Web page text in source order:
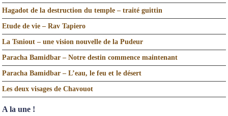
Hagadot de la destruction du temple – traité guittin
Etude de vie – Rav Tapiero
La Tsniout – une vision nouvelle de la Pudeur
Paracha Bamidbar – Notre destin commence maintenant
Paracha Bamidbar – L’eau, le feu et le désert
Les deux visages de Chavouot
A la une !